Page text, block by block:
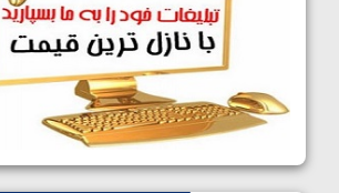
کشتی آزاد نوجوانان جهان؛ رقبای نمایندگان
ایران مشخص شدند
1405/05/08
کشتی فرنگی نوجوانان جهان؛ سکوی تیمی
سوم برای ایران
1405/05/07